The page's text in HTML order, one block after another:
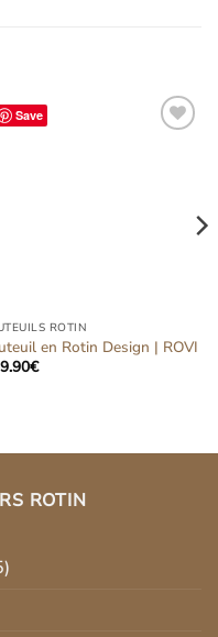
Save
ROTIN
en Rotin Design | ROVI
€
ROTIN